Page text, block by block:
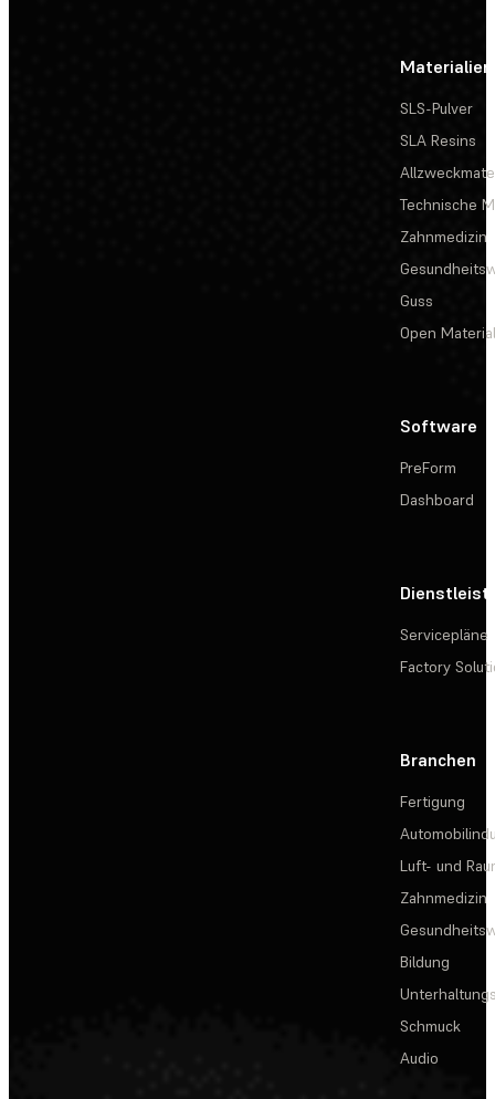
Materialien
SLS-Pulver
SLA Resins
Technische
Zahnmedizin
Guss
Open
Software
PreForm
Dashboard
Servicepläne
Factory
Branchen
Fertigung
Luft- und
Zahnmedizin
Bildung
Schmuck
Audio